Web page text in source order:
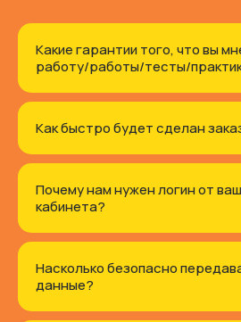
Какие гарантии того, что вы
работу/работы/тесты/
Как быстро будет сделан
Почему нам нужен логин от
кабинета?
Насколько безопасно
данные?